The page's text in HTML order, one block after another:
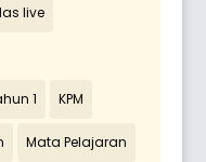
live
1 KPM
Mata Pelajaran